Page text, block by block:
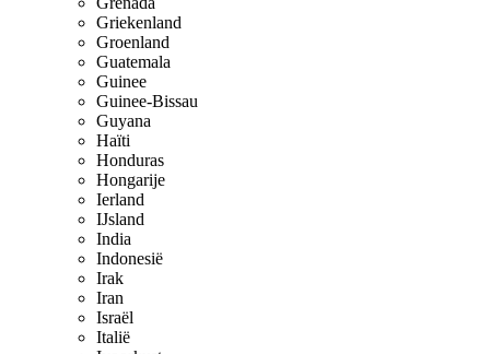
Griekenland
Groenland
Guatemala
Guinee
Guinee-Bissau
Guyana
Haïti
Honduras
Hongarije
Ierland
IJsland
India
Indonesië
Irak
Iran
Israël
Italië